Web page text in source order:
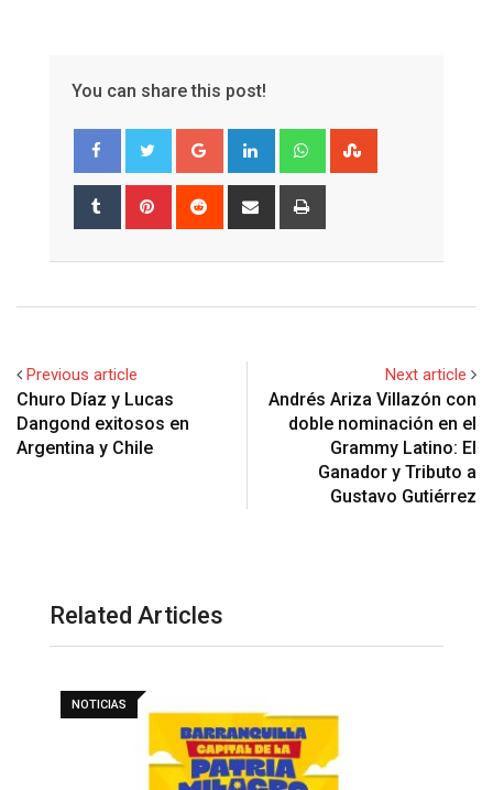
You can share this post!
Google+ LinkedIn Whatsapp
Tumblr Pinterest Reddit
Share
Previous article
Churo Díaz y Lucas
Dangond exitosos en
Next article
Andrés Ariza Villazón con
doble nominación en el
Grammy Latino: El
Ganador y Tributo a
Gustavo Gutiérrez
Related Articles
NOTICIAS